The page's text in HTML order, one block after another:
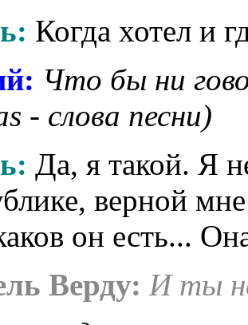
Когда хотел и
Что бы ни
- слова песни)
Да, я такой. Я
верной
он есть...
Верду: И ты